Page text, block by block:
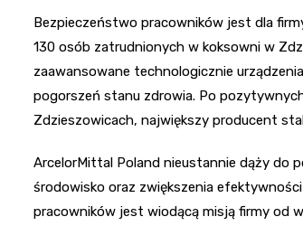
Bezpieczeństwo pracowników jest dla
130 osób zatrudnionych w koksowni w
zaawansowane technologicznie
pogorszeń stanu zdrowia. Po
Zdzieszowicach, największy producent
ArcelorMittal Poland nieustannie dąży do
środowisko oraz zwiększenia
pracowników jest wiodącą misją firmy od